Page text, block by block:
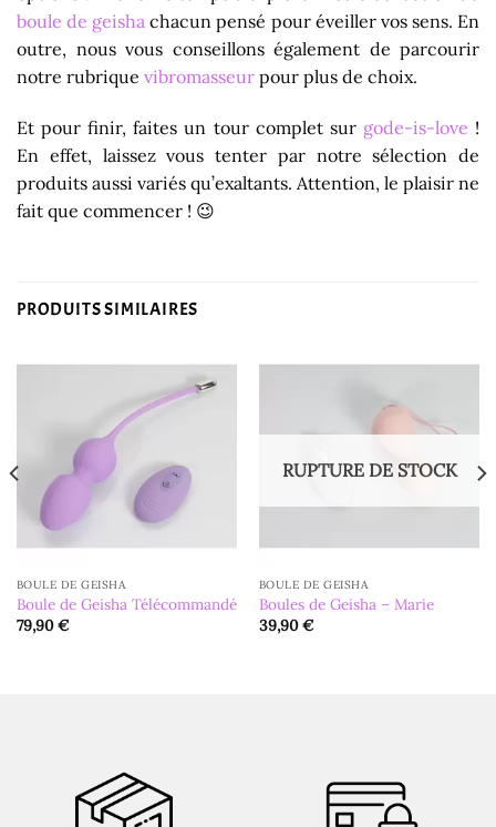
boule de geisha chacun pensé pour éveiller vos sens. En
outre, nous vous conseillons également de parcourir
notre rubrique vibromasseur pour plus de choix.
Et pour finir, faites un tour complet sur gode-is-love !
En effet, laissez vous tenter par notre sélection de
produits aussi variés qu’exaltants. Attention, le plaisir ne
fait que commencer ! 😉
PRODUITS SIMILAIRES
BOULE DE GEISHA
Boule de Geisha Télécommandé
79,90€
RUPTURE DE STOCK
BOULE DE GEISHA
Boules de Geisha – Marie
39,90€